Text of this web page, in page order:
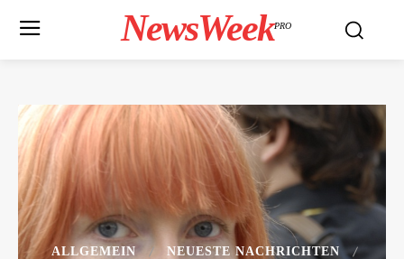
NewsWeekPRO
ALLGEMEIN
NEUESTE NACHRICHTEN